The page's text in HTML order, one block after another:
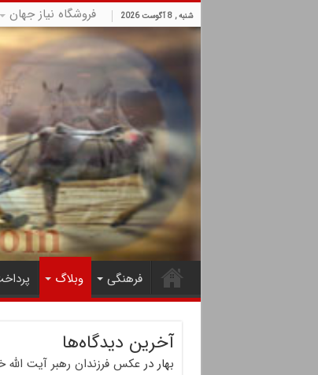
شنبه , 8 آگوست 2026 فروشگاه نیاز جهان
فرهنگی وبلاگ
آخرین دیدگاه‌ها
بهار درعکس فرزندان رهبر آیت الله